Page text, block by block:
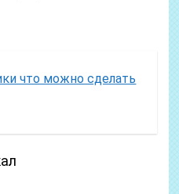
что можно сделать